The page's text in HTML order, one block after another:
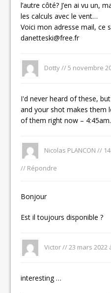
l’autre côté? J’en ai vu un,
les calculs avec le vent…
Voici mon adresse mail, ce
danetteski@free.fr
Dotty//5 novembre
I'd never heard of these,
and your shot makes them
of them right now – 4:45am.
Nicolas PLANCON //
// Répondre
Bonjour
Est il toujours disponible ?
Victor//23 mars 2022
interesting …